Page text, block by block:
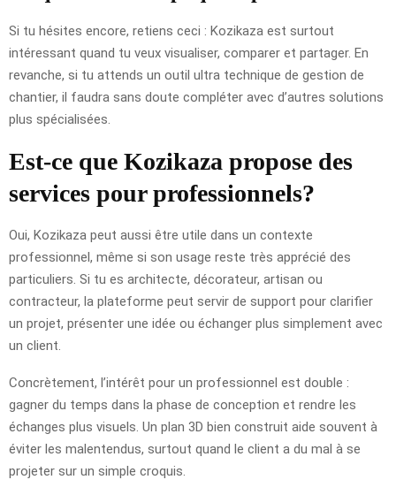
Si tu hésites encore, retiens ceci : Kozikaza est surtout
intéressant quand tu veux visualiser, comparer et partager. En
revanche, si tu attends un outil ultra technique de gestion de
chantier, il faudra sans doute compléter avec d’autres solutions
plus spécialisées.
Est-ce que Kozikaza propose des
services pour professionnels?
Oui, Kozikaza peut aussi être utile dans un contexte
professionnel, même si son usage reste très apprécié des
particuliers. Si tu es architecte, décorateur, artisan ou
contracteur, la plateforme peut servir de support pour clarifier
un projet, présenter une idée ou échanger plus simplement avec
un client.
Concrètement, l’intérêt pour un professionnel est double :
gagner du temps dans la phase de conception et rendre les
échanges plus visuels. Un plan 3D bien construit aide souvent à
éviter les malentendus, surtout quand le client a du mal à se
projeter sur un simple croquis.